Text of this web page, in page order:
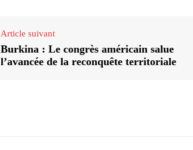
Article suivant
Burkina : Le congrès américain salue
l’avancée de la reconquête territoriale